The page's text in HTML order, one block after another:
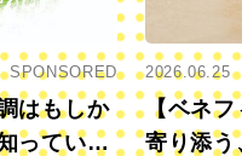
SPONSORED
はもしか
っていま
2026.06.25
【ベネフ
寄り添う